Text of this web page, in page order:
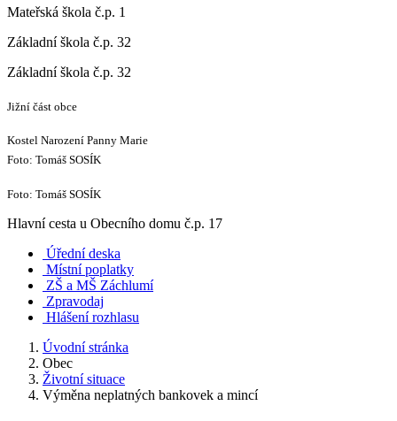
Mateřská škola č.p. 1
Základní škola č.p. 32
Základní škola č.p. 32
Jižní část obce
Kostel Narození Panny Marie
Foto: Tomáš SOSÍK
Foto: Tomáš SOSÍK
Hlavní cesta u Obecního domu č.p. 17
Úřední deska
Místní poplatky
ZŠ a MŠ Záchlumí
Zpravodaj
Hlášení rozhlasu
Úvodní stránka
Obec
Životní situace
Výměna neplatných bankovek a mincí